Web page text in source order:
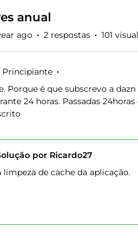
anual
ago 2 respostas 101
Principiante
Porque é que subscrevo a
24 horas. Passadas
por Ricardo27
limpeza de cache da aplicação.